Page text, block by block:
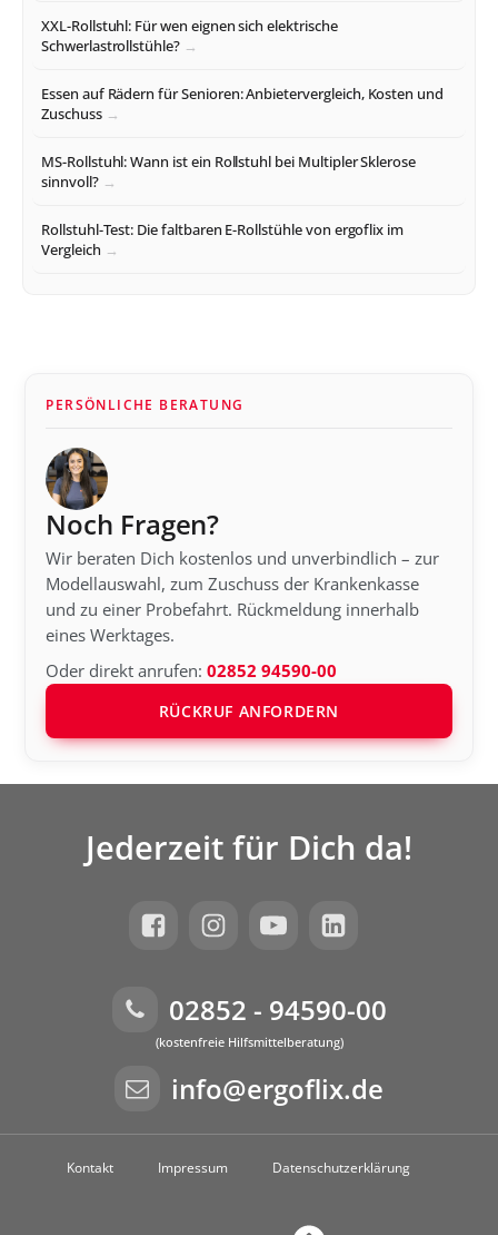
XXL-Rollstuhl: Für wen eignen sich elektrische
Schwerlastrollstühle?
Essen auf Rädern für Senioren: Anbietervergleich, Kosten und
Zuschuss
MS-Rollstuhl: Wann ist ein Rollstuhl bei Multipler Sklerose
sinnvoll?
Rollstuhl-Test: Die faltbaren E-Rollstühle von ergoflix im
Vergleich
PERSÖNLICHE BERATUNG
Noch Fragen?
Wir beraten Dich kostenlos und unverbindlich – zur
Modellauswahl, zum Zuschuss der Krankenkasse
und zu einer Probefahrt. Rückmeldung innerhalb
eines Werktages.
Oder direkt anrufen:02852 94590-00
RÜCKRUF ANFORDERN
Jederzeit für Dich da!
02852 - 94590-00
(kostenfreie Hilfsmittelberatung)
info@ergoflix.de
Kontakt Impressum Datenschutzerklärung